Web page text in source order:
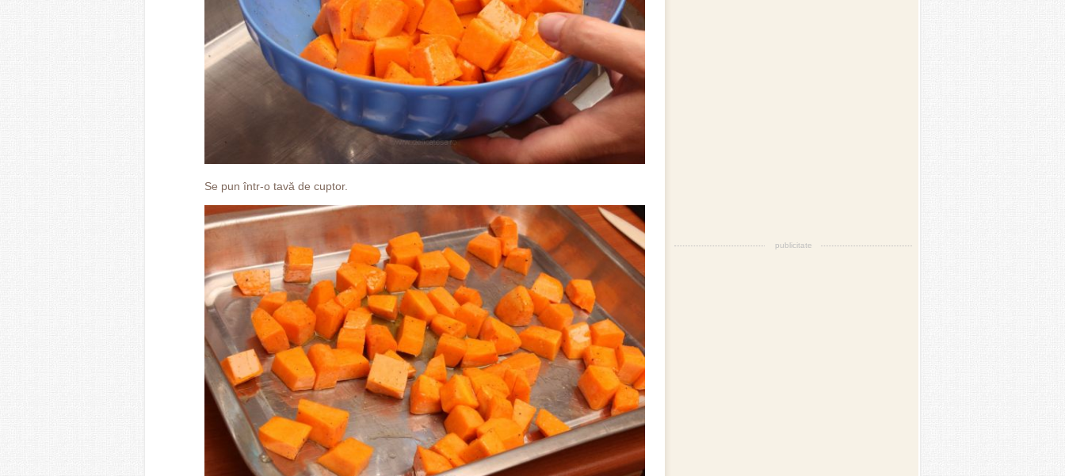
Se pun într-o tavă de cuptor.
publicitate